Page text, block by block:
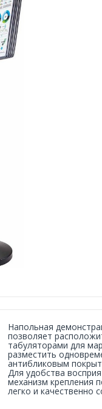
Напольная
позволяет
табуляторами для
разместить
антибликовым
Для удобства
механизм крепления
легко и качественно